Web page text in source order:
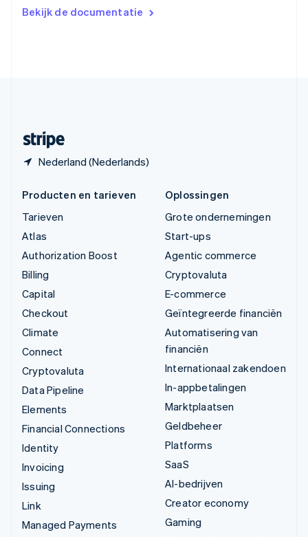
Bekijk de documentatie
Nederland (Nederlands)
English
Producten en tarieven
Tarieven
Atlas
Authorization Boost
Billing
Capital
Checkout
Climate
Connect
Cryptovaluta
Data Pipeline
Elements
Financial Connections
Identity
Invoicing
Issuing
Link
Managed Payments
Oplossingen
Grote ondernemingen
Start-ups
Agentic commerce
Cryptovaluta
E-commerce
Geïntegreerde financiën
Automatisering van
financiën
Internationaal zakendoen
In-appbetalingen
Marktplaatsen
Geldbeheer
Platforms
SaaS
AI-bedrijven
Creator economy
Gaming